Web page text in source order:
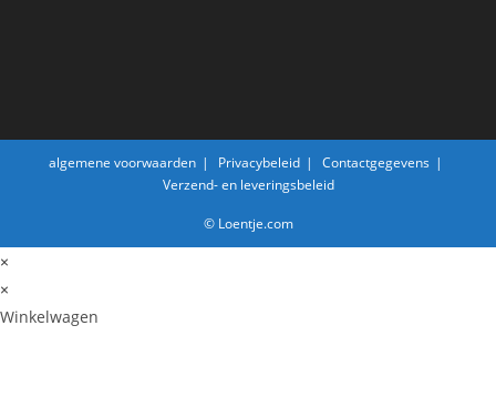
algemene voorwaarden Privacybeleid
Contactgegevens
Verzend- en leveringsbeleid
© Loentje.com
×
×
Winkelwagen